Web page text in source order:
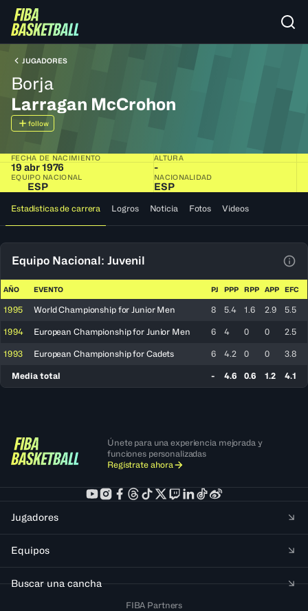
JUGADORES
Borja
Larragan McCrohon
follow
FECHA DE NACIMIENTO
19 abr 1976
ALTURA
-
EQUIPO NACIONAL
ESP
NACIONALIDAD
ESP
Estadísticas de carrera Logros Noticia Fotos Videos
Equipo Nacional: Juvenil
AÑO EVENTO PJ PPP RPP APP EFC
1995 World Championship for Junior Men 8 5.4 1.6 2.9 5.5
1994 European Championship for Junior Men 6 4 0 0 2.5
1993 European Championship for Cadets 6 4.2 0 0 3.8
Media total - 4.6 0.6 1.2 4.1
Únete para una experiencia mejorada y
funciones personalizadas
Regístrate ahora
Jugadores
Equipos
Buscar una cancha
FIBA Partners